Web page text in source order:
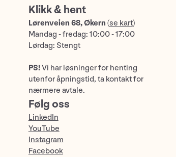
Klikk & hent
Lørenveien 68, Økern (se kart)
Mandag - fredag: 10:00 - 17:00
Lørdag: Stengt
PS!Vi har løsninger for henting
utenfor åpningstid, ta kontakt for
nærmere avtale.
Følg oss
LinkedIn
YouTube
Instagram
Facebook